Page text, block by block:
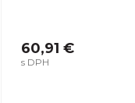
60,91 €
s DPH